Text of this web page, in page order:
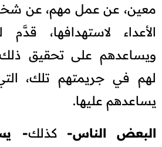
معين، عن عمل مهم، عن
الأعداء لاستهدافها،
ويساعدهم على تحقيق
لهم في جريمتهم تلك،
يساعدهم عليها.
البعض الناس-كذلك-